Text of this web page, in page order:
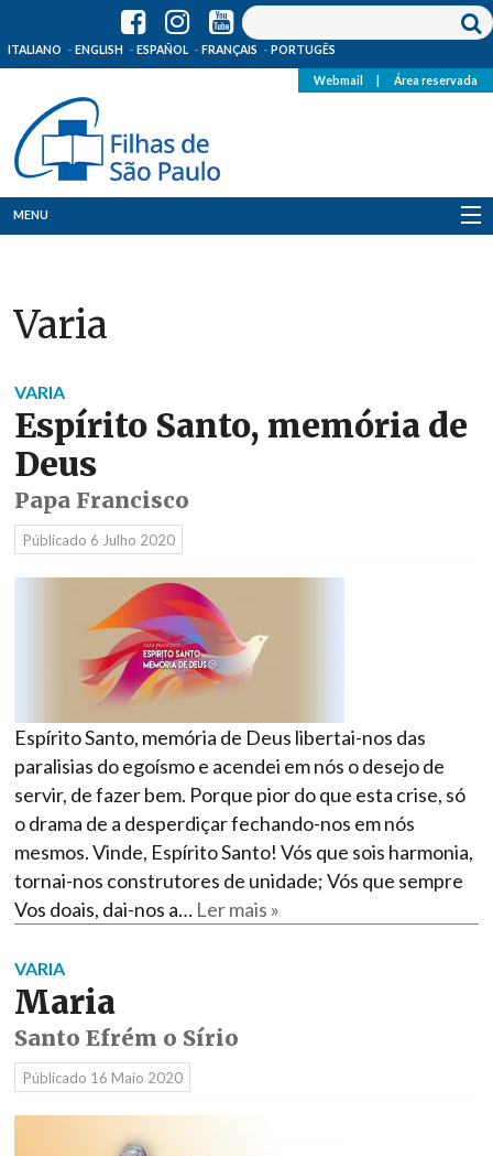
ITALIANO ENGLISH ESPAÑOL FRANÇAIS PORTUGÊS
Webmail Área reservada
MENU
Onde Estamos
Recursos
Media
Varia
VARIA
Espírito Santo, memória de
Deus
Papa Francisco
Públicado 6 Julho 2020
Espírito Santo, memória de Deus libertai-nos das
paralisias do egoísmo e acendei em nós o desejo de
servir, de fazer bem. Porque pior do que esta crise, só
o drama de a desperdiçar fechando-nos em nós
mesmos. Vinde, Espírito Santo! Vós que sois harmonia,
tornai-nos construtores de unidade; Vós que sempre
Vos doais, dai-nos a… Ler mais »
VARIA
Maria
Santo Efrém o Sírio
Públicado 16 Maio 2020